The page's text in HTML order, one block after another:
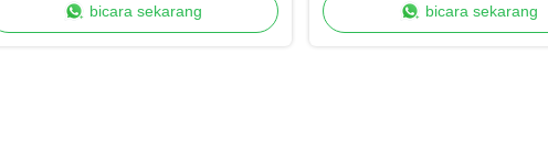
Berkinerja Tinggi
bicara sekarang
yang Lebih Tinggi
bicara sekarang